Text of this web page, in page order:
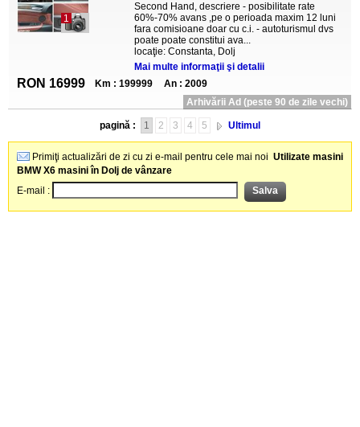
1
Second Hand, descriere - posibilitate rate
60%-70% avans ,pe o perioada maxim 12 luni
fara comisioane doar cu c.i. - autoturismul dvs
poate poate constitui ava...
locaţie: Constanta, Dolj
Mai multe informaţii şi detalii
RON 16999 Km : 199999
An : 2009
Arhivării Ad (peste 90 de zile vechi)
pagină : 1 2 3 4 5 Ultimul
Primiţi actualizări de zi cu zi e-mail pentru cele mai noi Utilizate masini
BMW X6 masini în Dolj de vânzare
E-mail :